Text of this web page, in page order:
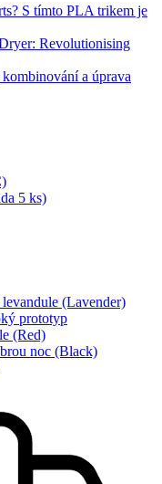
S tímto PLA trikem je
Revolutionising
a úprava
5 ks)
(Lavender)
prototyp
(Red)
noc (Black)